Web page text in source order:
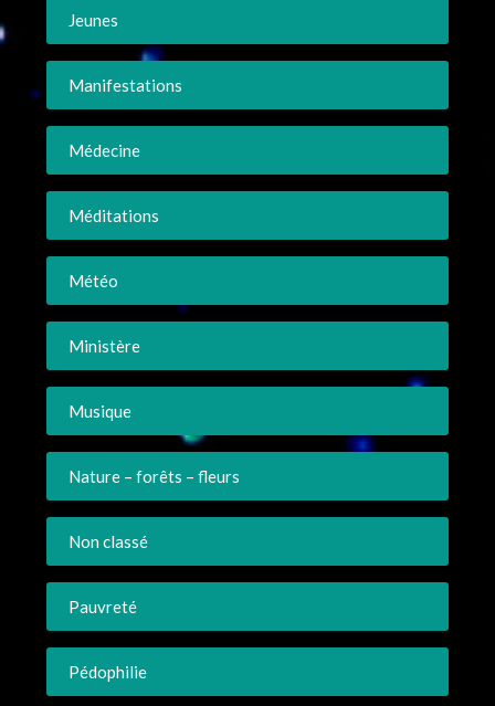
Jeunes
Manifestations
Médecine
Méditations
Météo
Ministère
Musique
Nature – forêts – fleurs
Non classé
Pauvreté
Pédophilie